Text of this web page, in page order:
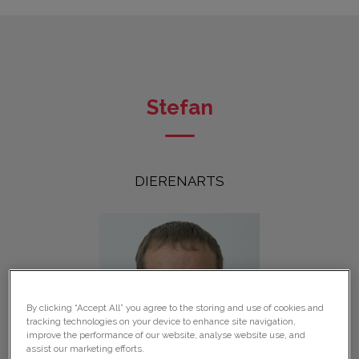
Stefan
DIERENARTS
By clicking “Accept All” you agree to the storing and use of cookies and
tracking technologies on your device to enhance site navigation,
improve the performance of our website, analyse website use, and
assist our marketing efforts.